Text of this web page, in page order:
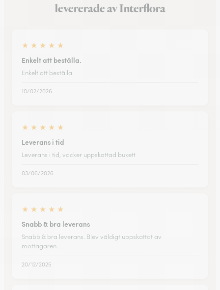
levererade av Interflora
★ ★ ★ ★ ★
Enkelt att beställa.
Enkelt att beställa.
10/02/2026
★ ★ ★ ★ ★
Leverans i tid
Leverans i tid, vacker uppskattad bukett
03/06/2026
★ ★ ★ ★ ★
Snabb & bra leverans
Snabb & bra leverans. Blev väldigt uppskattat av
mottagaren.
20/12/2025